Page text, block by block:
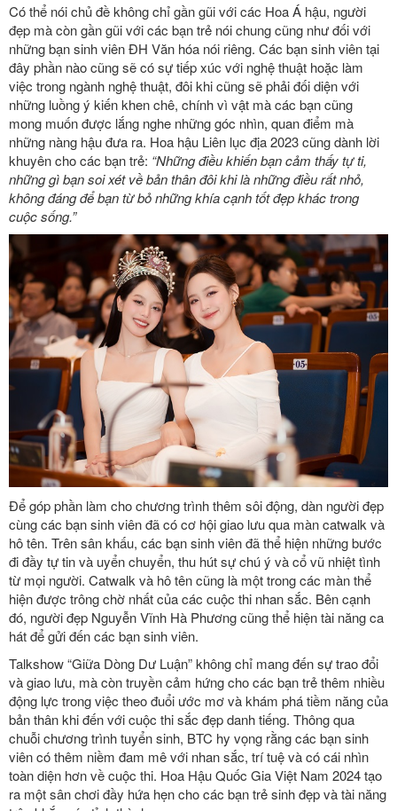
Có thể nói chủ đề không chỉ gần gũi với các Hoa Á hậu, người
đẹp mà còn gần gũi với các bạn trẻ nói chung cũng như đối với
những bạn sinh viên ĐH Văn hóa nói riêng. Các bạn sinh viên tại
đây phần nào cũng sẽ có sự tiếp xúc với nghệ thuật hoặc làm
việc trong ngành nghệ thuật, đôi khi cũng sẽ phải đối diện với
những luồng ý kiến khen chê, chính vì vật mà các bạn cũng
mong muốn được lắng nghe những góc nhìn, quan điểm mà
những nàng hậu đưa ra. Hoa hậu Liên lục địa 2023 cũng dành lời
khuyên cho các bạn trẻ: “Những điều khiến bạn cảm thấy tự ti,
những gì bạn soi xét về bản thân đôi khi là những điều rất nhỏ,
không đáng để bạn từ bỏ những khía cạnh tốt đẹp khác trong
cuộc sống.”
Để góp phần làm cho chương trình thêm sôi động, dàn người đẹp
cùng các bạn sinh viên đã có cơ hội giao lưu qua màn catwalk và
hô tên. Trên sân khấu, các bạn sinh viên đã thể hiện những bước
đi đầy tự tin và uyển chuyển, thu hút sự chú ý và cổ vũ nhiệt tình
từ mọi người. Catwalk và hô tên cũng là một trong các màn thể
hiện được trông chờ nhất của các cuộc thi nhan sắc. Bên cạnh
đó, người đẹp Nguyễn Vĩnh Hà Phương cũng thể hiện tài năng ca
hát để gửi đến các bạn sinh viên.
Talkshow “Giữa Dòng Dư Luận” không chỉ mang đến sự trao đổi
và giao lưu, mà còn truyền cảm hứng cho các bạn trẻ thêm nhiều
động lực trong việc theo đuổi ước mơ và khám phá tiềm năng của
bản thân khi đến với cuộc thi sắc đẹp danh tiếng. Thông qua
chuỗi chương trình tuyển sinh, BTC hy vọng rằng các bạn sinh
viên có thêm niềm đam mê với nhan sắc, trí tuệ và có cái nhìn
toàn diện hơn về cuộc thi. Hoa Hậu Quốc Gia Việt Nam 2024 tạo
ra một sân chơi đầy hứa hẹn cho các bạn trẻ sinh đẹp và tài năng